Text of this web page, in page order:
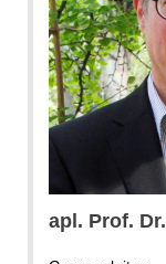
apl. Prof. Dr.